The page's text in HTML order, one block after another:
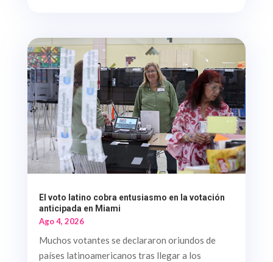
El voto latino cobra entusiasmo en la votación
anticipada en Miami
Ago 4, 2026
Muchos votantes se declararon oriundos de
países latinoamericanos tras llegar a los